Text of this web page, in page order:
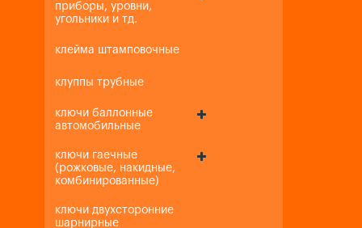
приборы, уровни,
угольники и тд.
клейма штамповочные
клуппы трубные
ключи баллонные
автомобильные
ключи гаечные
(рожковые, накидные,
комбинированные)
ключи двухсторонние
шарнирные